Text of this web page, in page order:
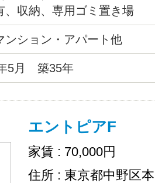
、収納、専用ゴミ置き場
ンション・アパート他
5月 築35年
エントピアF
家賃 : 70,000円
住所 : 東京都中野区